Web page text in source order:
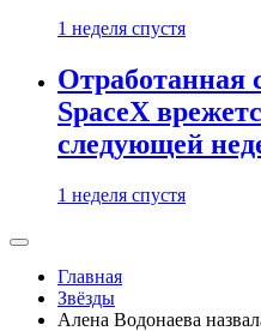
1 неделя спустя
Отработанная
SpaceX
следующей
1 неделя спустя
Главная
Звёзды
Алена Водонаева